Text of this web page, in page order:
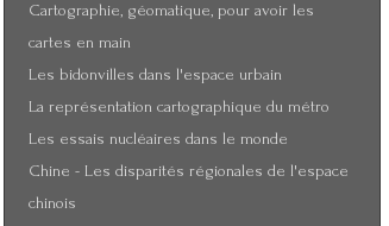
Cartographie, géomatique, pour avoir les
cartes en main
Les bidonvilles dans l'espace urbain
La représentation cartographique du métro
Les essais nucléaires dans le monde
Chine - Les disparités régionales de l'espace
chinois